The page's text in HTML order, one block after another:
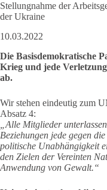
Stellungnahme der
der Ukraine
10.03.2022
Die Basisdemokratische
Krieg und jede
ab.
Wir stehen eindeutig zum
Absatz 4:
„Alle Mitglieder
Beziehungen jede gegen
politische Unabhängigkeit
den Zielen der Vereinten
Anwendung von Gewalt.“